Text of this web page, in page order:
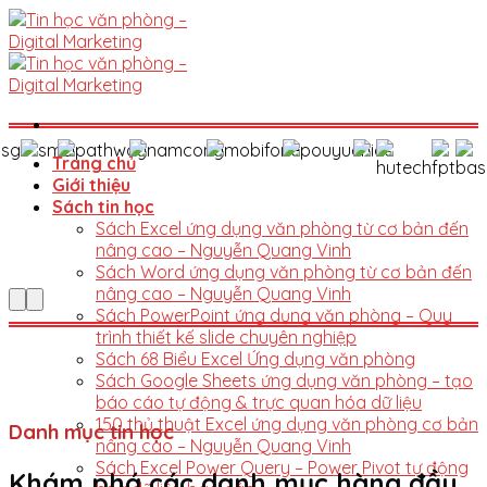
Skip
to
content
Trang chủ
Giới thiệu
Sách tin học
Sách Excel ứng dụng văn phòng từ cơ bản đến
nâng cao – Nguyễn Quang Vinh
Sách Word ứng dụng văn phòng từ cơ bản đến
nâng cao – Nguyễn Quang Vinh
Sách PowerPoint ứng dụng văn phòng – Quy
trình thiết kế slide chuyên nghiệp
Sách 68 Biểu Excel Ứng dụng văn phòng
Sách Google Sheets ứng dụng văn phòng – tạo
báo cáo tự động & trực quan hóa dữ liệu
150 thủ thuật Excel ứng dụng văn phòng cơ bản
nâng cao – Nguyễn Quang Vinh
Sách Excel Power Query – Power Pivot tự động
Danh mục tin học